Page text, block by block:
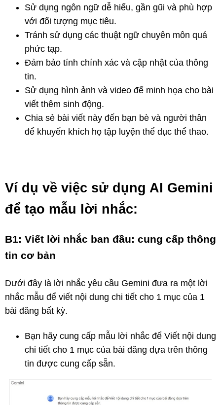
Sử dụng ngôn ngữ dễ hiểu, gần gũi và phù hợp
với đối tượng mục tiêu.
Tránh sử dụng các thuật ngữ chuyên môn quá
phức tạp.
Đảm bảo tính chính xác và cập nhật của thông
tin.
Sử dụng hình ảnh và video để minh họa cho bài
viết thêm sinh động.
Chia sẻ bài viết này đến bạn bè và người thân
để khuyến khích họ tập luyện thể dục thể thao.
Ví dụ về việc sử dụng AI Gemini
để tạo mẫu lời nhắc:
B1: Viết lời nhắc ban đầu: cung cấp thông
tin cơ bản
Dưới đây là lời nhắc yêu cầu Gemini đưa ra một lời
nhắc mẫu để viết nội dung chi tiết cho 1 mục của 1
bài đăng bất kỳ.
Bạn hãy cung cấp mẫu lời nhắc để Viết nội dung
chi tiết cho 1 mục của bài đăng dựa trên thông
tin được cung cấp sẵn.